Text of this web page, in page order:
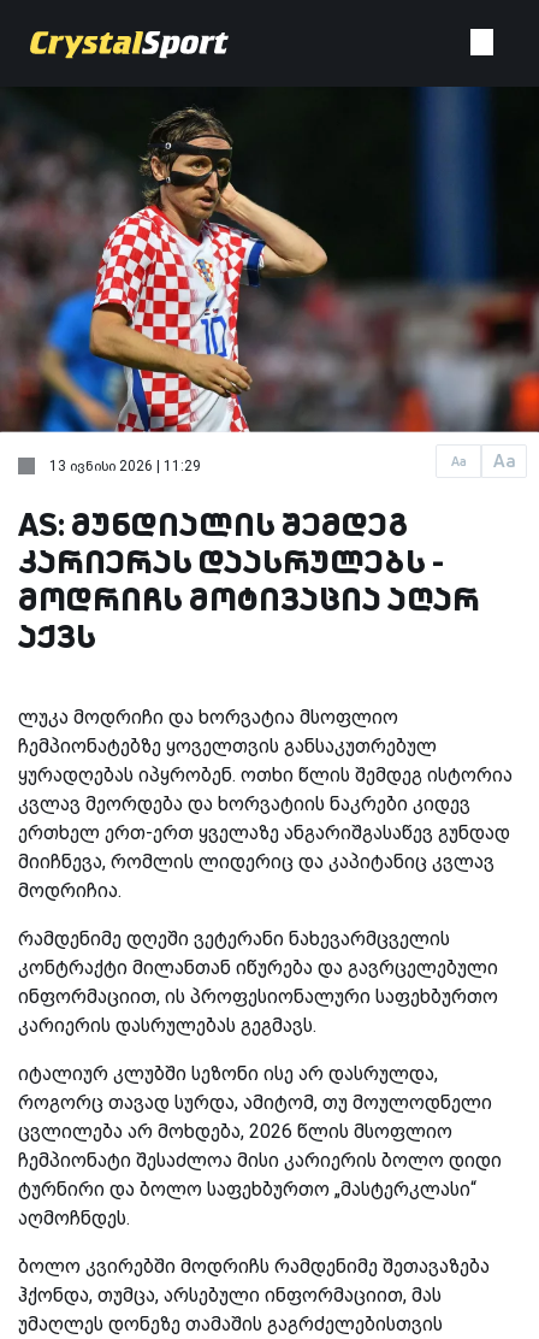
Aa Aa
13 ივნისი 2026 | 11:29
AS: მუნდიალის შემდეგ
კარიერას დაასრულებს -
მოდრიჩს მოტივაცია აღარ
აქვს
ლუკა მოდრიჩი და ხორვატია მსოფლიო
ჩემპიონატებზე ყოველთვის განსაკუთრებულ
ყურადღებას იპყრობენ. ოთხი წლის შემდეგ ისტორია
კვლავ მეორდება და ხორვატიის ნაკრები კიდევ
ერთხელ ერთ-ერთ ყველაზე ანგარიშგასაწევ გუნდად
მიიჩნევა, რომლის ლიდერიც და კაპიტანიც კვლავ
მოდრიჩია.
რამდენიმე დღეში ვეტერანი ნახევარმცველის
კონტრაქტი მილანთან იწურება და გავრცელებული
ინფორმაციით, ის პროფესიონალური საფეხბურთო
კარიერის დასრულებას გეგმავს.
იტალიურ კლუბში სეზონი ისე არ დასრულდა,
როგორც თავად სურდა, ამიტომ, თუ მოულოდნელი
ცვლილება არ მოხდება, 2026 წლის მსოფლიო
ჩემპიონატი შესაძლოა მისი კარიერის ბოლო დიდი
ტურნირი და ბოლო საფეხბურთო „მასტერკლასი“
აღმოჩნდეს.
ბოლო კვირებში მოდრიჩს რამდენიმე შეთავაზება
ჰქონდა, თუმცა, არსებული ინფორმაციით, მას
უმაღლეს დონეზე თამაშის გაგრძელებისთვის